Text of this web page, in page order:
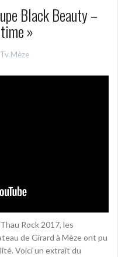
Black Beauty –
»
Tv Mèze
Rock 2017, les
de Girard à Mèze ont pu
Voici un extrait du